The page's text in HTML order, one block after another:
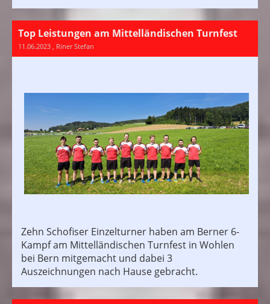
Top Leistungen am Mittelländischen Turnfest
11.06.2023 , Riner Stefan
Zehn Schofiser Einzelturner haben am Berner 6-
Kampf am Mittelländischen Turnfest in Wohlen
bei Bern mitgemacht und dabei 3
Auszeichnungen nach Hause gebracht.